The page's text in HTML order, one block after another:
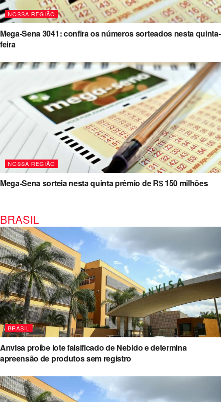
NOSSA REGIÃO
Mega-Sena 3041: confira os números sorteados nesta quinta-
feira
NOSSA REGIÃO
Mega-Sena sorteia nesta quinta prêmio de R$ 150 milhões
BRASIL
BRASIL
Anvisa proíbe lote falsificado de Nebido e determina
apreensão de produtos sem registro